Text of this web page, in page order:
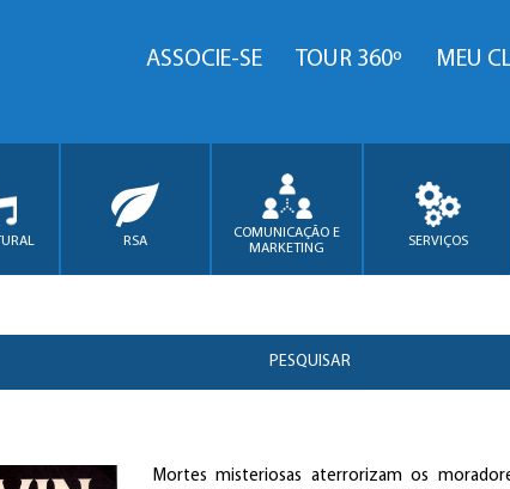
ASSOCIE-SE TOUR 360º MEU
RSA
COMUNICAÇÃO E
MARKETING
SERVIÇOS
PESQUISAR
Mortes misteriosas aterrorizam os